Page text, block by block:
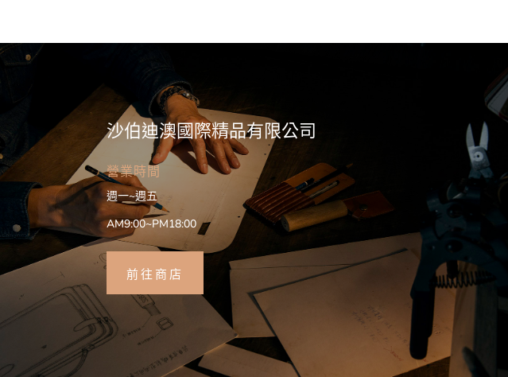
沙伯迪澳國際精品有限公司
營業時間
週一~週五
AM9:00~PM18:00
前往商店